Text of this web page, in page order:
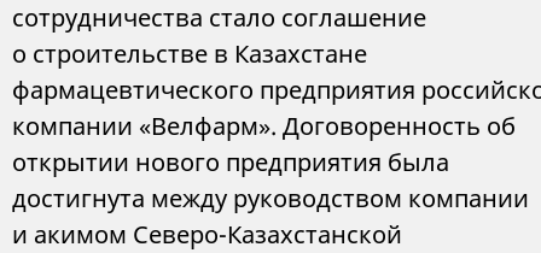
сотрудничества стало соглашение
о строительстве в Казахстане
фармацевтического предприятия
компании «Велфарм». Договоренность об
открытии нового предприятия была
достигнута между руководством компании
и акимом Северо-Казахстанской